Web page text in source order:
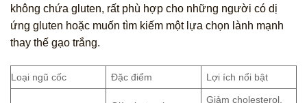
không chứa gluten, rất phù hợp cho những người có dị
ứng gluten hoặc muốn tìm kiếm một lựa chọn lành mạnh
thay thế gạo trắng.
Loại ngũ cốc Đặc điểm Lợi ích nổi bật
Giảm cholesterol,